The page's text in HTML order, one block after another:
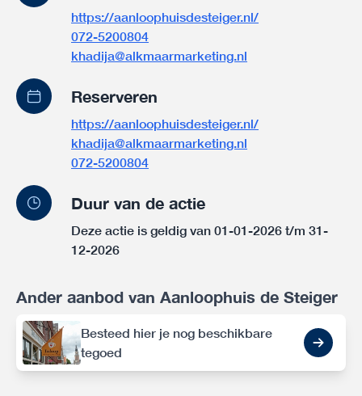
https://aanloophuisdesteiger.nl/
072-5200804
khadija@alkmaarmarketing.nl
Reserveren
https://aanloophuisdesteiger.nl/
khadija@alkmaarmarketing.nl
072-5200804
Duur van de actie
Deze actie is geldig van 01-01-2026 t/m 31-
12-2026
Ander aanbod van Aanloophuis de Steiger
Besteed hier je nog beschikbare
tegoed